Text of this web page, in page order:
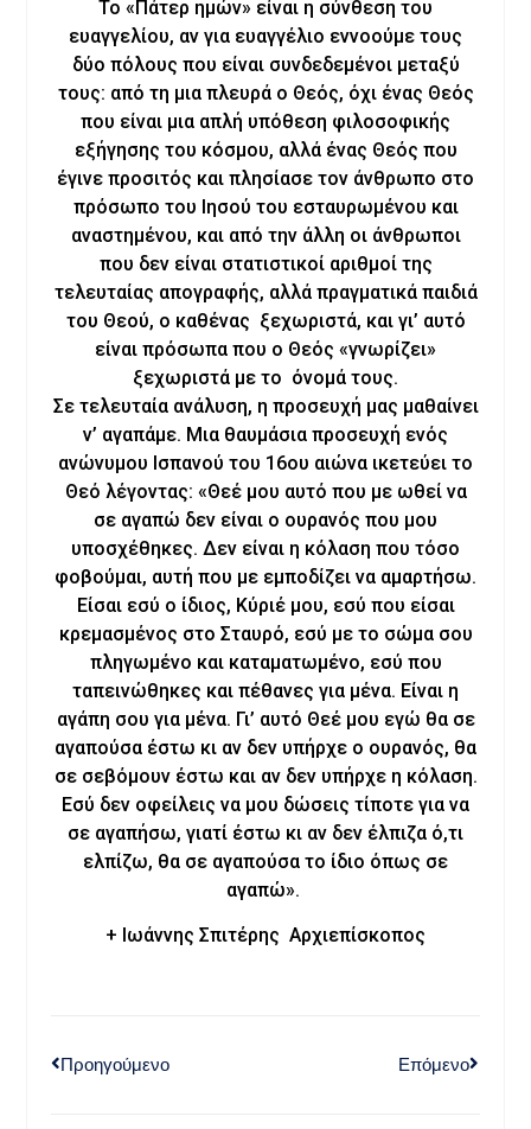
Το «Πάτερ ημών» είναι η σύνθεση του
ευαγγελίου, αν για ευαγγέλιο εννοούμε τους
δύο πόλους που είναι συνδεδεμένοι μεταξύ
τους: από τη μια πλευρά ο Θεός, όχι ένας Θεός
που είναι μια απλή υπόθεση φιλοσοφικής
εξήγησης του κόσμου, αλλά ένας Θεός που
έγινε προσιτός και πλησίασε τον άνθρωπο στο
πρόσωπο του Ιησού του εσταυρωμένου και
αναστημένου, και από την άλλη οι άνθρωποι
που δεν είναι στατιστικοί αριθμοί της
τελευταίας απογραφής, αλλά πραγματικά παιδιά
του Θεού, ο καθένας ξεχωριστά, και γι’ αυτό
είναι πρόσωπα που ο Θεός «γνωρίζει»
ξεχωριστά με το όνομά τους.
Σε τελευταία ανάλυση, η προσευχή μας μαθαίνει
ν’ αγαπάμε. Μια θαυμάσια προσευχή ενός
ανώνυμου Ισπανού του 16ου αιώνα ικετεύει το
Θεό λέγοντας: «Θεέ μου αυτό που με ωθεί να
σε αγαπώ δεν είναι ο ουρανός που μου
υποσχέθηκες. Δεν είναι η κόλαση που τόσο
φοβούμαι, αυτή που με εμποδίζει να αμαρτήσω.
Είσαι εσύ ο ίδιος, Κύριέ μου, εσύ που είσαι
κρεμασμένος στο Σταυρό, εσύ με το σώμα σου
πληγωμένο και καταματωμένο, εσύ που
ταπεινώθηκες και πέθανες για μένα. Είναι η
αγάπη σου για μένα. Γι’ αυτό Θεέ μου εγώ θα σε
αγαπούσα έστω κι αν δεν υπήρχε ο ουρανός, θα
σε σεβόμουν έστω και αν δεν υπήρχε η κόλαση.
Εσύ δεν οφείλεις να μου δώσεις τίποτε για να
σε αγαπήσω, γιατί έστω κι αν δεν έλπιζα ό,τι
ελπίζω, θα σε αγαπούσα το ίδιο όπως σε
αγαπώ».
+ Ιωάννης Σπιτέρης Αρχιεπίσκοπος
Προηγούμενο Επόμενο